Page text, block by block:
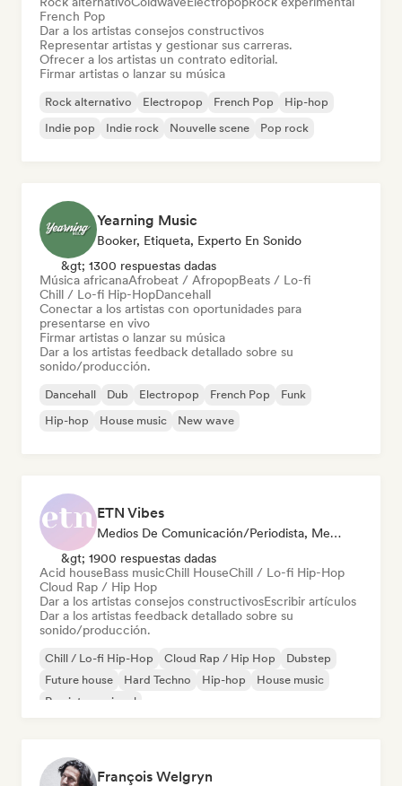
French Pop
Dar a los artistas consejos constructivos
Representar artistas y gestionar sus carreras.
Ofrecer a los artistas un contrato editorial.
Firmar artistas o lanzar su música
Rock alternativo Electropop French Pop
Hip-hop
Indie pop
Indie rock Nouvelle scene Pop rock
Yearning Music
Booker, Etiqueta, Experto En Sonido
&gt; 1300 respuestas dadas
Música africanaAfrobeat / AfropopBeats / Lo-fi
Chill / Lo-fi Hip-HopDancehall
Conectar a los artistas con oportunidades para
presentarse en vivo
Firmar artistas o lanzar su música
Dar a los artistas feedback detallado sobre su
sonido/producción.
Dancehall Dub Electropop French Pop
Funk
Hip-hop
House music New wave
ETN Vibes
Medios De Comunicación/Periodista, Mentor, Experto En Sonido
&gt; 1900 respuestas dadas
Acid houseBass musicChill HouseChill / Lo-fi Hip-Hop
Cloud Rap / Hip Hop
Dar a los artistas consejos constructivosEscribir artículos
Dar a los artistas feedback detallado sobre su
sonido/producción.
Chill / Lo-fi Hip-Hop Cloud Rap / Hip Hop
Dubstep
Future house
Hard Techno Hip-hop
House music
Rap internacional
François Welgryn